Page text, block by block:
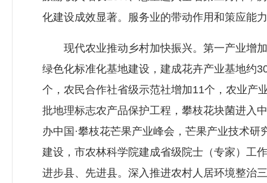
化建设成效显著。服务业的带动作用和策应能
现代农业推动乡村加快振兴。第一产业增加
绿色化标准化基地建设，建成花卉产业基地约
个，农民合作社省级示范社增加11个，农业产
批地理标志农产品保护工程，攀枝花块菌进入
办中国·攀枝花芒果产业峰会，芒果产业技术
建设，市农林科学院建成省级院士（专家）工
进步县、先进县。深入推进农村人居环境整治